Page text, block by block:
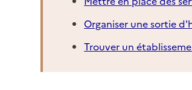
Organiser une sortie
Trouver un